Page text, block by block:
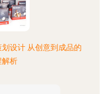
设计 从创意到成品的
解析